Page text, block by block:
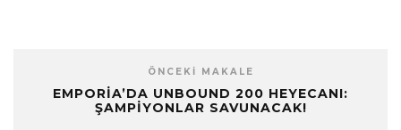
ÖNCEKI MAKALE
EMPORIA’DA UNBOUND 200 HEYECANI:
ŞAMPIYONLAR SAVUNACAK!